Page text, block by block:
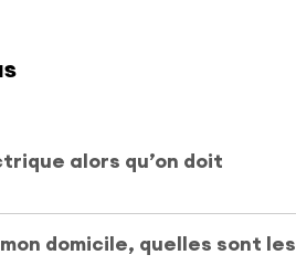
alors qu’on doit
domicile, quelles sont les